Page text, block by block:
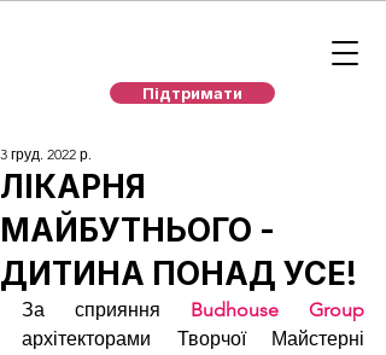
Підтримати
ЛІКАРНЯ
МАЙБУТНЬОГО -
ДИТИНА ПОНАД УСЕ!
3 груд. 2022 р.
За сприяння Budhouse Group